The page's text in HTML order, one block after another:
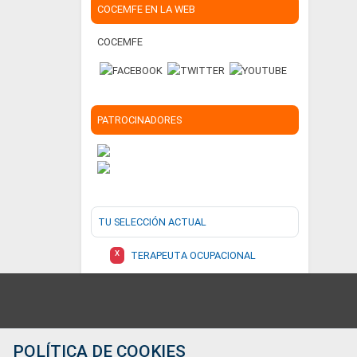
COCEMFE EN LA WEB
COCEMFE
PATROCINADORES
TU SELECCIÓN ACTUAL
X TERAPEUTA OCUPACIONAL
Teléfono: 91 744 36 00;687989257
POLÍTICA DE COOKIES